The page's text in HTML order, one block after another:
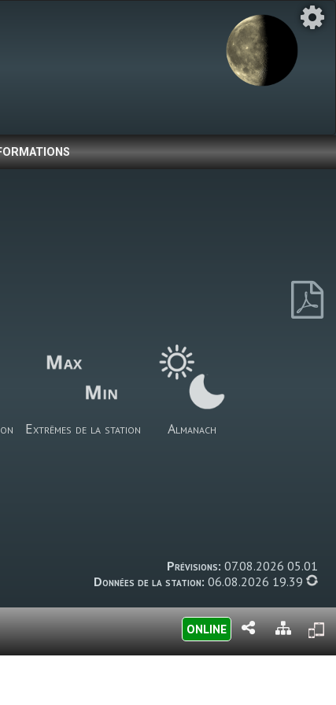
Extrêmes de la station Almanach
Prévisions: 07.08.2026 05.01
Données de la station: 06.08.2026 19.39
ONLINE